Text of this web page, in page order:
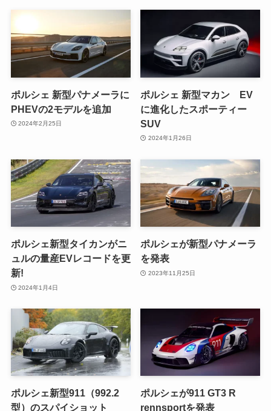
ポルシェ 新型パナメーラに
PHEVの2モデルを追加
2024年2月25日
ポルシェ 新型マカン EV
に進化したスポーティー
SUV
2024年1月26日
ポルシェ新型タイカンがニ
ュルの量産EVレコードを更
新!
2024年1月4日
ポルシェが新型パナメーラ
を発表
2023年11月25日
ポルシェ新型911（992.2
型）のスパイショット
ポルシェが911 GT3 R
rennsportを発表